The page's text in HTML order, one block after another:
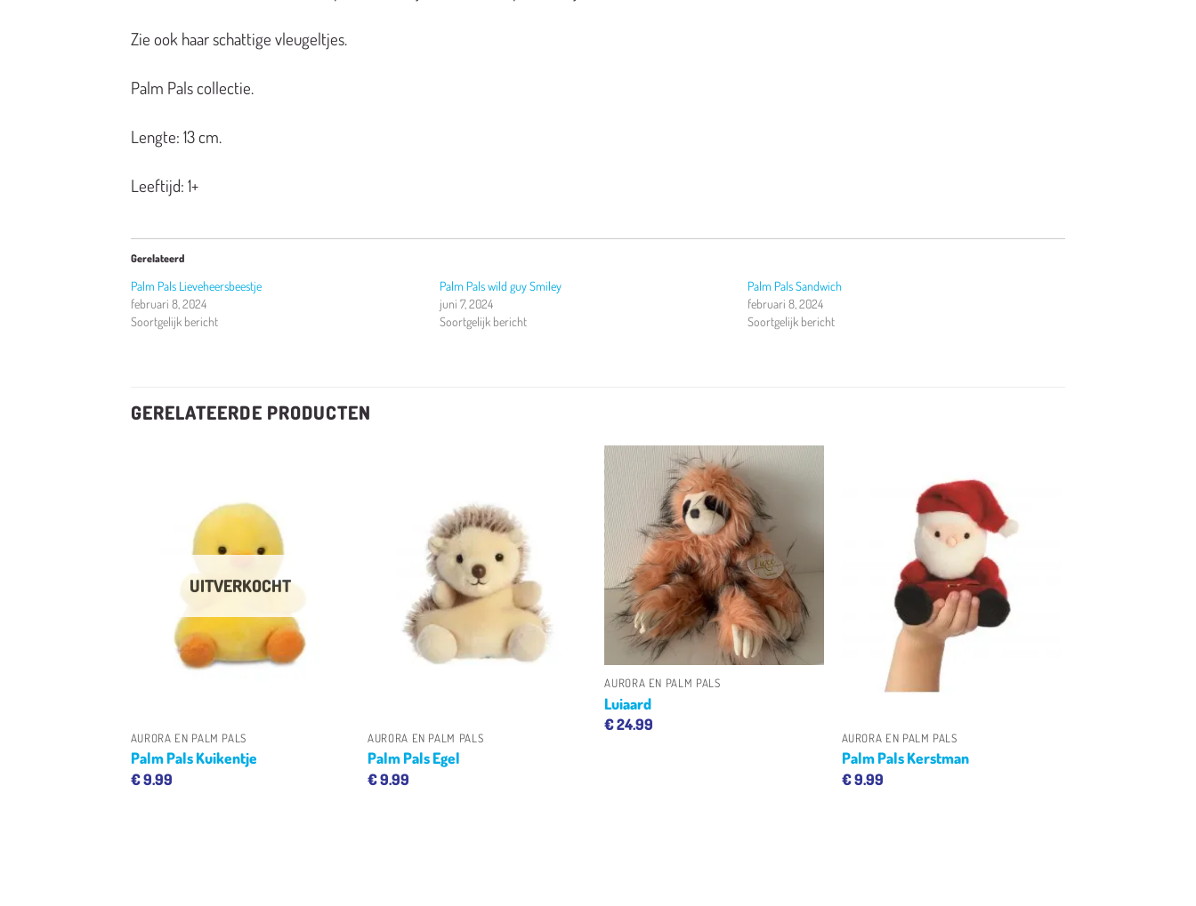
Zie ook haar schattige vleugeltjes.
Palm Pals collectie.
Lengte: 13 cm.
Leeftijd: 1+
Gerelateerd
Palm Pals Lieveheersbeestje
februari 8, 2024
Soortgelijk bericht
Palm Pals wild guy Smiley
juni 7, 2024
Soortgelijk bericht
Palm Pals Sandwich
februari 8, 2024
Soortgelijk bericht
GERELATEERDE PRODUCTEN
verlanglijst
UITVERKOCHT
AURORA EN PALM PALS
Palm Pals Kuikentje
€9.99
verlanglijst
AURORA EN PALM PALS
Palm Pals Egel
€9.99
Toevoegen
aan
verlanglijst
+
AURORA EN PALM PALS
Luiaard
€24.99
Toevoegen
aan
verlanglijst
AURORA EN PALM PALS
Palm Pals Kerstman
€9.99